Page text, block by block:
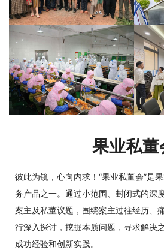
果业私董
彼此为镜，心向内求！“果业私董会”是
务产品之一。通过小范围、封闭式的深
案主及私董议题，围绕案主过往经历、
行深入探讨，挖掘本质问题，寻求解决
成功经验和创新实践。